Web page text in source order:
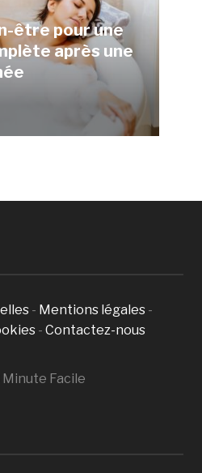
être pour une
après une
- Mentions légales -
- Contactez-nous
Facile